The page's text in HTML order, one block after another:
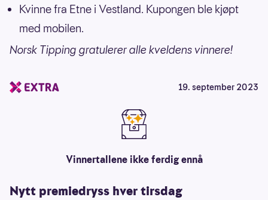
Kvinne fra Etne i Vestland. Kupongen ble kjøpt
med mobilen.
Norsk Tipping gratulerer alle kveldens vinnere!
19. september 2023
Vinnertallene ikke ferdig ennå
Nytt premiedryss hver tirsdag